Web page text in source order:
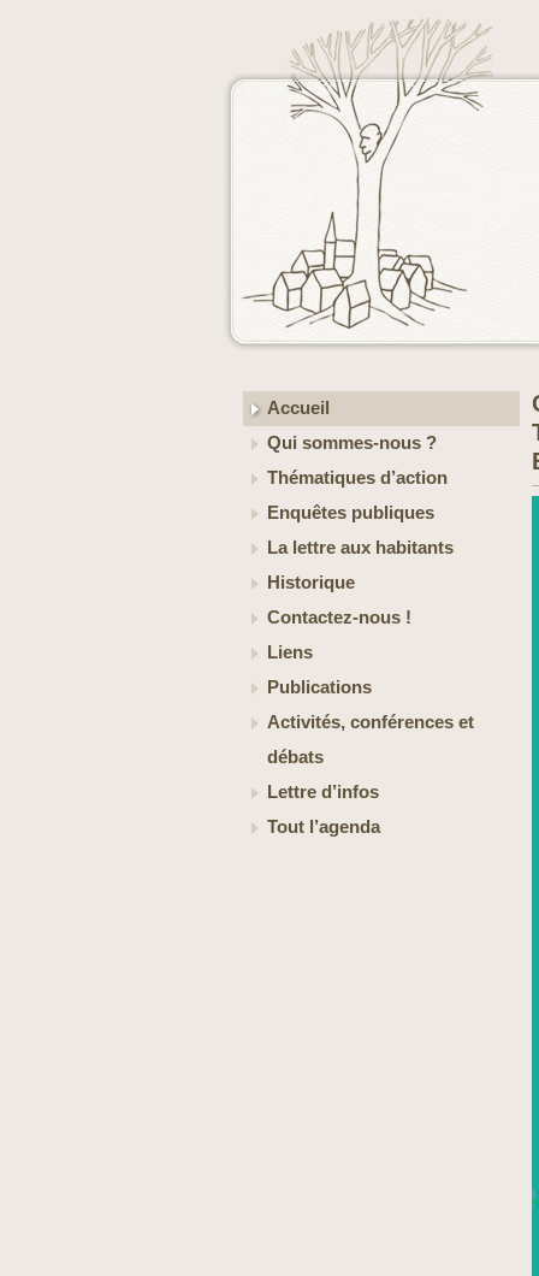
Accueil
Qui sommes-nous ?
Thématiques d’action
Enquêtes publiques
La lettre aux habitants
Historique
Contactez-nous !
Liens
Publications
Activités, conférences et
débats
Lettre d’infos
Tout l’agenda